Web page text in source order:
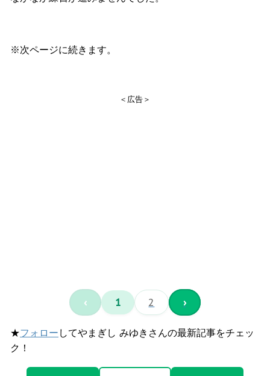
※次ページに続きます。
＜広告＞
‹ 1 2 ›
★フォロー してやまぎし みゆきさんの最新記事をチェッ
ク！